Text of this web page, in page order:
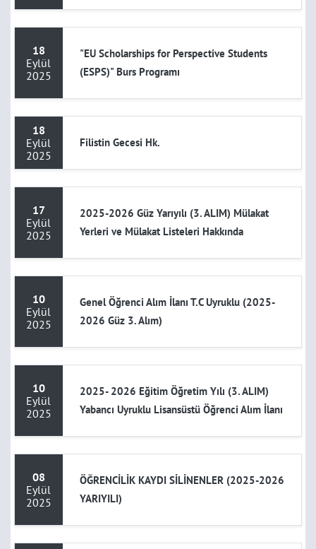
18
Eylül
2025
"EU Scholarships for Perspective Students
(ESPS)" Burs Programı
18
Eylül
2025
Filistin Gecesi Hk.
17
Eylül
2025
2025-2026 Güz Yarıyılı (3. ALIM) Mülakat
Yerleri ve Mülakat Listeleri Hakkında
10
Eylül
2025
Genel Öğrenci Alım İlanı T.C Uyruklu (2025-
2026 Güz 3. Alım)
10
Eylül
2025
2025- 2026 Eğitim Öğretim Yılı (3. ALIM)
Yabancı Uyruklu Lisansüstü Öğrenci Alım İlanı
08
Eylül
2025
ÖĞRENCİLİK KAYDI SİLİNENLER (2025-2026
YARIYILI)